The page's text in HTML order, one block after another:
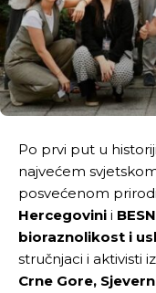
Po prvi put u
najvećem
posvećenom
Hercegovini i
bioraznolikost i
stručnjaci i aktivisti iz
Crne Gore,